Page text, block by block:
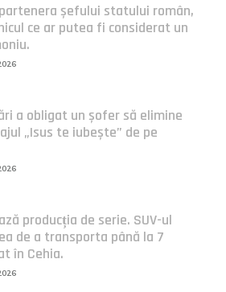
șefului statului român,
ce ar putea fi considerat un
a obligat un șofer să elimine
„Isus te iubește” de pe
producția de serie. SUV-ul
de a transporta până la 7
în Cehia.